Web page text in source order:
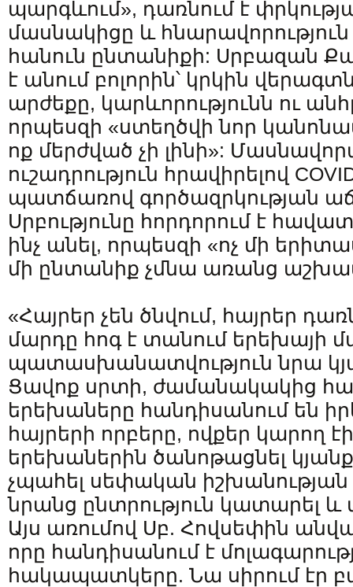
պարգևում», դառնում է
մասնակիցը և
հանուն ընտանիքի: Սրբազան
է անում բոլորին՝ կրկին
արժեքը, կարևորությունն ու
որպեսզի «ստեղծվի նոր
ոք մերժված չի լինի»:
ուշադրություն հրավիրելով
պատճառով գործազրկության
Սրբությունը հորդորում է
ինչ անել, որպեսզի «ոչ մի
մի ընտանիք չմնա առանց
«Հայրեր չեն ծնվում, հայրեր
մարդը հոգ է տանում երեխայի
պատասխանատվություն նրա
Ցավոք սրտի, ժամանակակից
երեխաները հանդիսանում են
հայրերի որբերը, ովքեր կարող
երեխաներին ծանոթացնել
չպահել սեփական իշխանության
նրանց ընտրություն կատարել
Այս առումով Սբ. Հովսեփին
որը հանդիսանում է
հակապատկերը. Նա սիրում էր